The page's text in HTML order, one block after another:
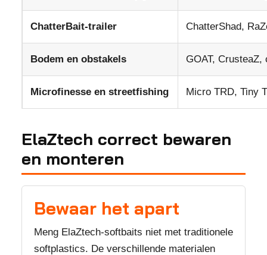
ChatterBait-trailer ChatterShad,
Bodem en obstakels GOAT,
Microfinesse en streetfishing Micro TRD, Tiny
ElaZtech correct bewaren
en monteren
Bewaar het apart
Meng ElaZtech-softbaits niet met traditionele
softplastics. De verschillende materialen